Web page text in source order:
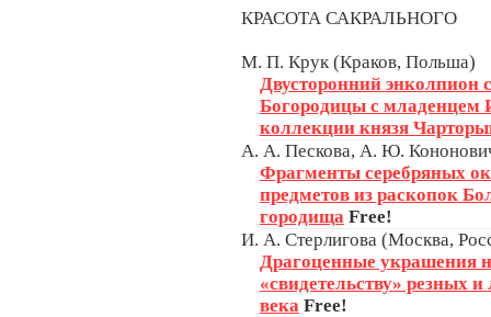
КРАСОТА САКРАЛЬНОГО
М. П. Крук (Краков, Польша)
Двусторонний энколпион
Богородицы с младенцем
коллекции князя
А. А. Пескова, А. Ю.
Фрагменты серебряных
предметов из раскопок
городища Free!
И. А. Стерлигова (Москва,
Драгоценные украшения
«свидетельству» резных
века Free!